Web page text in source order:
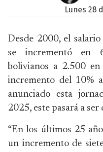
lunes 28
Desde 2000, el
se incrementó en
bolivianos a 2.500
incremento del 10%
anunciado esta
2025, este pasará a
“En los últimos 25
un incremento de